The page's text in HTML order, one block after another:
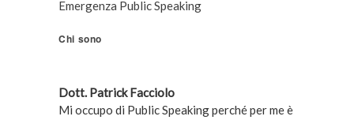
Emergenza Public Speaking
Chi sono
Dott. Patrick Facciolo
Mi occupo di Public Speaking perché per me è